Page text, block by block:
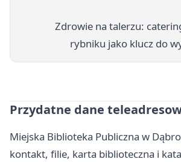
Zdrowie na talerzu:
rybniku jako klucz do
Przydatne dane
Miejska Biblioteka Publiczna w
kontakt, filie, karta biblioteczna i